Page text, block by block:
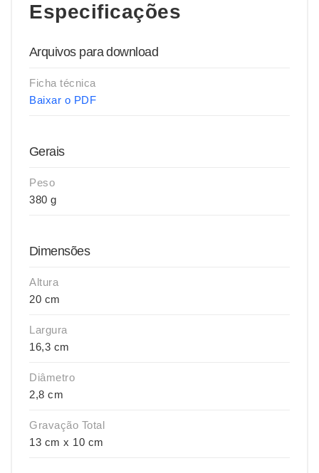
Especificações
Arquivos para download
Ficha técnica
Baixar o PDF
Gerais
Peso
380 g
Dimensões
Altura
20 cm
Largura
16,3 cm
Diâmetro
2,8 cm
Gravação Total
13 cm x 10 cm